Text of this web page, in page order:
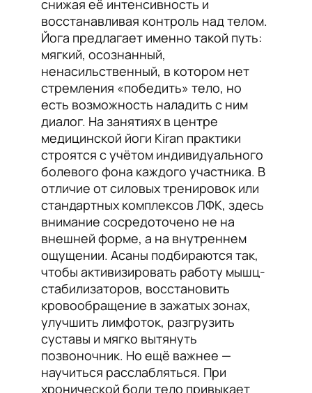
снижая её интенсивность и
восстанавливая контроль над телом.
Йога предлагает именно такой путь:
мягкий, осознанный,
ненасильственный, в котором нет
стремления «победить» тело, но
есть возможность наладить с ним
диалог. На занятиях в центре
медицинской йоги Kiran практики
строятся с учётом индивидуального
болевого фона каждого участника. В
отличие от силовых тренировок или
стандартных комплексов ЛФК, здесь
внимание сосредоточено не на
внешней форме, а на внутреннем
ощущении. Асаны подбираются так,
чтобы активизировать работу мышц-
стабилизаторов, восстановить
кровообращение в зажатых зонах,
улучшить лимфоток, разгрузить
суставы и мягко вытянуть
позвоночник. Но ещё важнее —
научиться расслабляться. При
хронической боли тело привыкает